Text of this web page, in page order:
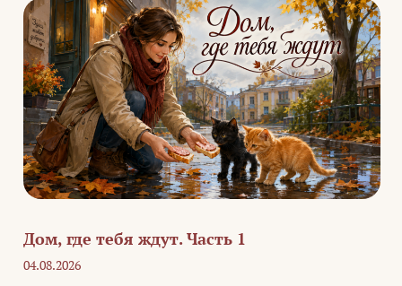
Дом, где тебя ждут. Часть 1
04.08.2026